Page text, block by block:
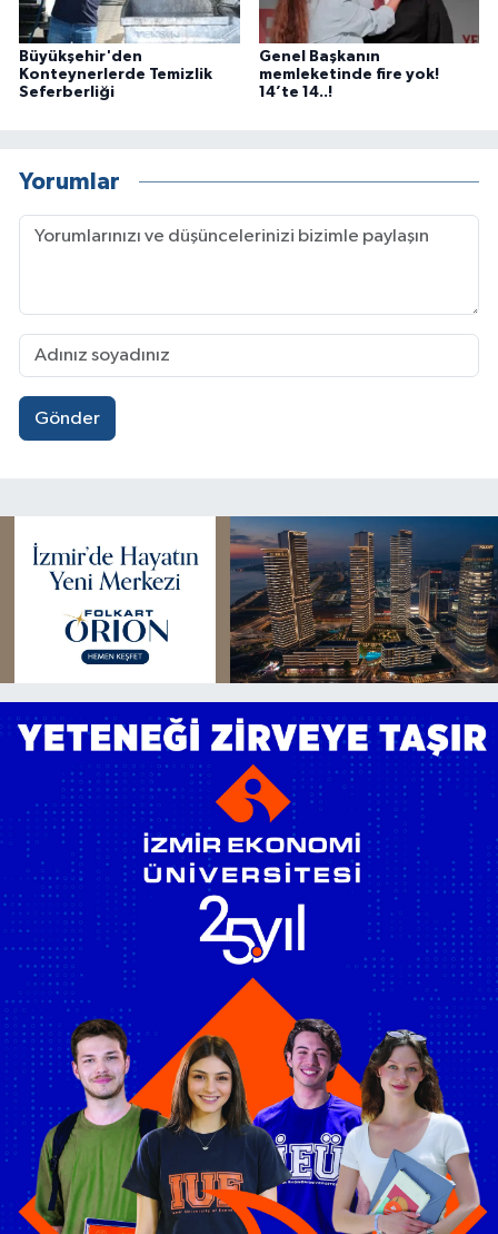
Büyükşehir'den
Konteynerlerde Temizlik
Seferberliği
Genel Başkanın
memleketinde fire yok!
14’te 14..!
Yorumlar
Gönder